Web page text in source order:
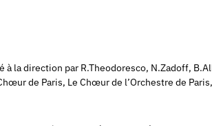
la direction par R.Theodoresco, N.Zadoff,
de Paris, Le Chœur de l’Orchestre de